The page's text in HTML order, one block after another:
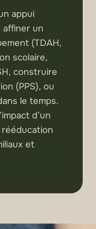
appui
affiner un
(TDAH,
scolaire,
construire
(PPS), ou
le temps.
d’un
et